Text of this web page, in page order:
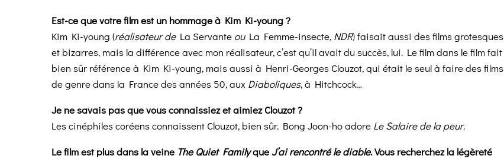
Est-ce que votre film est un hommage à Kim Ki-young ?
Kim Ki-young (réalisateur deLa Servante ouLa Femme-insecte, NDR) faisait aussi des films grotesques
et bizarres, mais la différence avec mon réalisateur, c’est qu’il avait du succès, lui. Le film dans le film fait
bien sûr référence à Kim Ki-young, mais aussi à Henri-Georges Clouzot, qui était le seul à faire des films
de genre dans la France des années 50, aux Diaboliques, à Hitchcock…
Je ne savais pas que vous connaissiez et aimiez Clouzot ?
Les cinéphiles coréens connaissent Clouzot, bien sûr. Bong Joon-ho adore Le Salaire de la peur.
Le film est plus dans la veine The Quiet FamilyqueJ’ai rencontré le diable.Vous recherchez la légèreté